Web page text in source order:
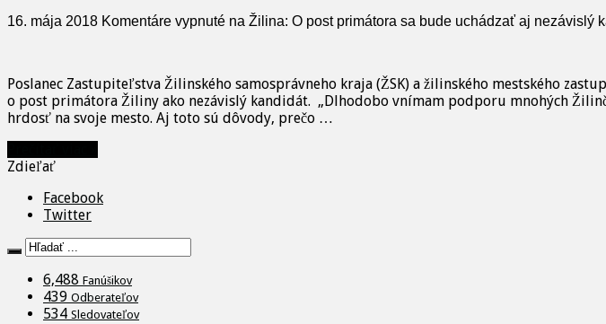
16. mája 2018 Komentáre vypnuté na Žilina: O post primátora sa bude uchádzať aj nezávislý
Poslanec Zastupiteľstva Žilinského samosprávneho kraja (ŽSK) a žilinského mestského
o post primátora Žiliny ako nezávislý kandidát. „Dlhodobo vnímam podporu mnohých
hrdosť na svoje mesto. Aj toto sú dôvody, prečo …
Zdieľať
Facebook
Twitter
6,488 Fanúšikov
439 Odberateľov
534 Sledovateľov